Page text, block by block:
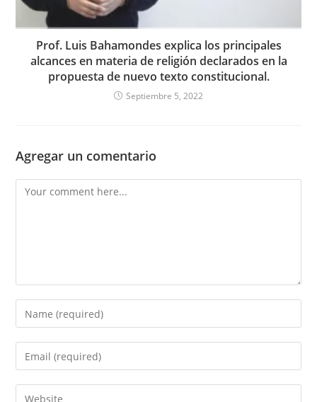
Prof. Luis Bahamondes explica los principales
alcances en materia de religión declarados en la
propuesta de nuevo texto constitucional.
Septiembre 5, 2022
Agregar un comentario